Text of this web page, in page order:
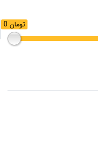
0 تومان